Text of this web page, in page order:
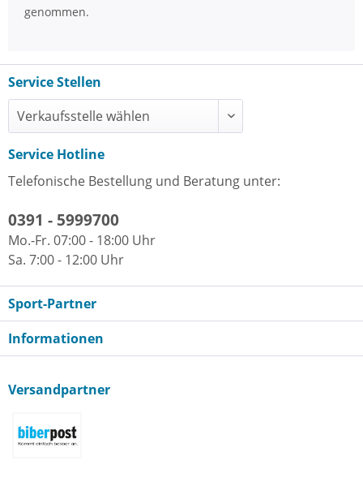
genommen.
Service Stellen
Service Hotline
Telefonische Bestellung und Beratung unter:
0391 - 5999700
Mo.-Fr. 07:00 - 18:00 Uhr
Sa. 7:00 - 12:00 Uhr
Sport-Partner
Informationen
Versandpartner